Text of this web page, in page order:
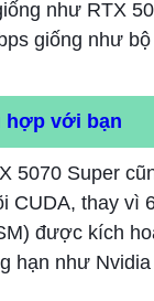
như RTX
giống như
hợp với bạn
5070 Super
CUDA, thay vì
được kích
hạn như